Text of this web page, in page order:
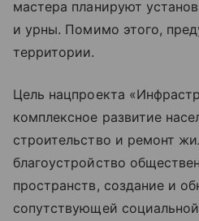
мастера планируют
и урны. Помимо этого,
территории.
Цель нацпроекта
комплексное развитие
строительство и ремонт
благоустройство
пространств, создание и
сопутствующей